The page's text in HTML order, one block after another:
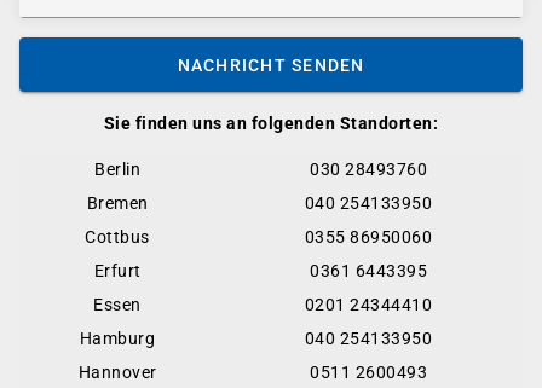
Sie finden uns an folgenden Standorten:
Berlin
030 28493760
Bremen
040 254133950
Cottbus
0355 86950060
Erfurt
0361 6443395
Essen
0201 24344410
Hamburg
040 254133950
Hannover
0511 2600493
NACHRICHT SENDEN